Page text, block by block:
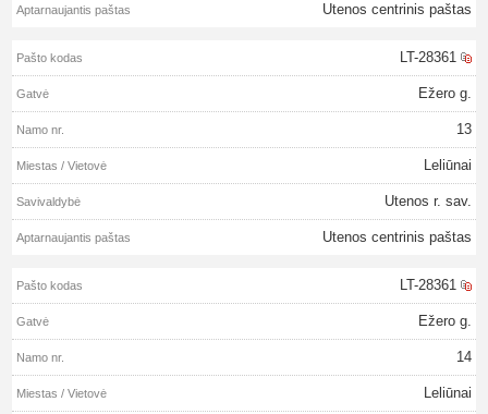
Utenos centrinis paštas
LT-28361
Ežero g.
13
Leliūnai
Utenos r. sav.
Utenos centrinis paštas
LT-28361
Ežero g.
14
Leliūnai